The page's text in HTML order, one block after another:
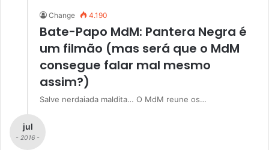
Change 4.190
Bate-Papo MdM: Pantera Negra é
um filmão (mas será que o MdM
consegue falar mal mesmo
assim?)
Salve nerdaiada maldita… O MdM reune os…
jul
- 2016 -